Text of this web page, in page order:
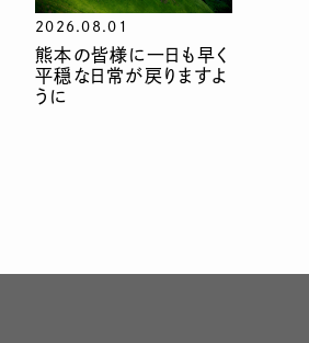
2026.08.01
熊本の皆様に一日も早く
平穏な日常が戻りますよ
うに